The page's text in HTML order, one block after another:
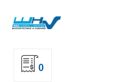
0